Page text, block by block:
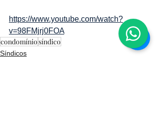
https://www.youtube.com/watch?
v=98FMjrj0FOA
condomíniosíndico
Síndicos